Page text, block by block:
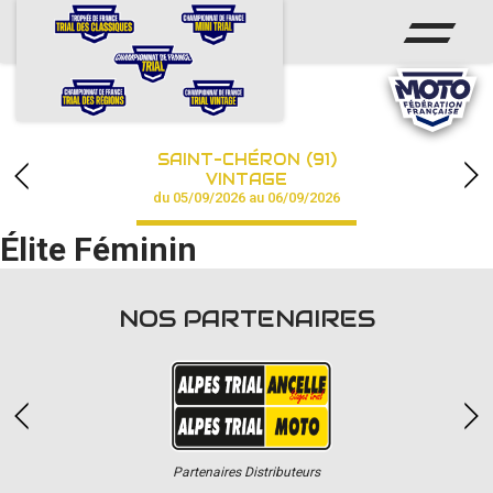
ACCUEIL
CALENDRIER
CHAMPIONNAT
RÉSULTATS
PHOTOS / VIDÉOS
PARTENAIRES
SAINT-CHÉRON (91)
VINTAGE
du 05/09/2026 au 06/09/2026
Élite Féminin
NOS PARTENAIRES
Partenaires Distributeurs